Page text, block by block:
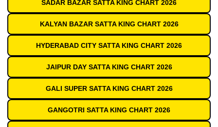
SADAR BAZAR SATTA KING CHART 2026
KALYAN BAZAR SATTA KING CHART 2026
HYDERABAD CITY SATTA KING CHART 2026
JAIPUR DAY SATTA KING CHART 2026
GALI SUPER SATTA KING CHART 2026
GANGOTRI SATTA KING CHART 2026